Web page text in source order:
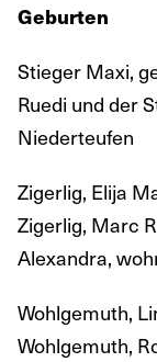
Geburten
Stieger Maxi,
Ruedi und der
Niederteufen
Zigerlig, Elija
Zigerlig, Marc
Alexandra,
Wohlgemuth,
Wohlgemuth,